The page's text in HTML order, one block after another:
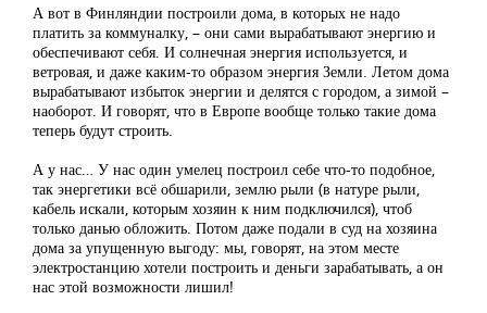
А вот в Финляндии построили дома, в которых не надо
платить за коммуналку, – они сами вырабатывают энергию и
обеспечивают себя. И солнечная энергия используется, и
ветровая, и даже каким-то образом энергия Земли. Летом дома
вырабатывают избыток энергии и делятся с городом, а зимой –
наоборот. И говорят, что в Европе вообще только такие дома
теперь будут строить.
А у нас… У нас один умелец построил себе что-то подобное,
так энергетики всё обшарили, землю рыли (в натуре рыли,
кабель искали, которым хозяин к ним подключился), чтоб
только данью обложить. Потом даже подали в суд на хозяина
дома за упущенную выгоду: мы, говорят, на этом месте
электростанцию хотели построить и деньги зарабатывать, а он
нас этой возможности лишил!